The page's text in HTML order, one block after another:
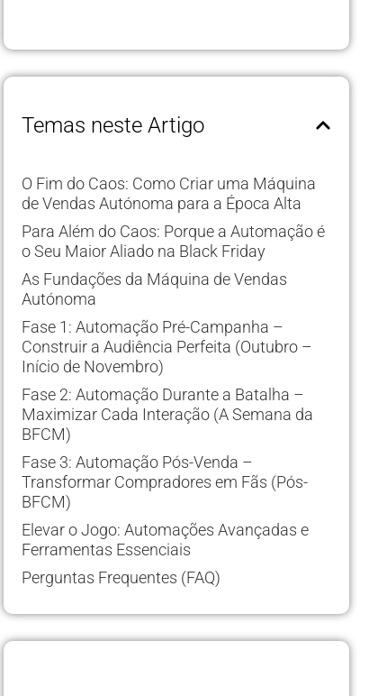
Temas neste Artigo
O Fim do Caos: Como Criar uma Máquina
de Vendas Autónoma para a Época Alta
Para Além do Caos: Porque a Automação é
o Seu Maior Aliado na Black Friday
As Fundações da Máquina de Vendas
Autónoma
Fase 1: Automação Pré-Campanha –
Construir a Audiência Perfeita (Outubro –
Início de Novembro)
Fase 2: Automação Durante a Batalha –
Maximizar Cada Interação (A Semana da
BFCM)
Fase 3: Automação Pós-Venda –
Transformar Compradores em Fãs (Pós-
BFCM)
Elevar o Jogo: Automações Avançadas e
Ferramentas Essenciais
Perguntas Frequentes (FAQ)